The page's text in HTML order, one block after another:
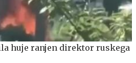
huje ranjen direktor ruskega